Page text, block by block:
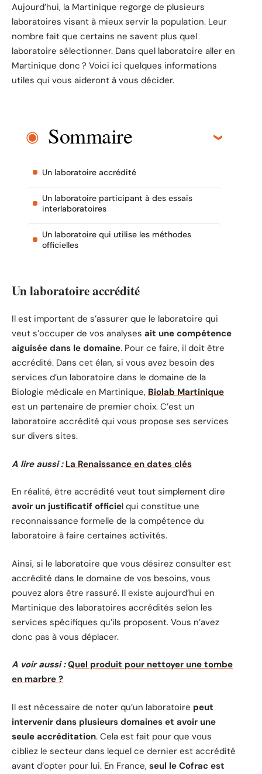
Aujourd’hui, la Martinique regorge de plusieurs
laboratoires visant à mieux servir la population. Leur
nombre fait que certains ne savent plus quel
laboratoire sélectionner. Dans quel laboratoire aller en
Martinique donc ? Voici ici quelques informations
utiles qui vous aideront à vous décider.
Sommaire
Un laboratoire accrédité
Un laboratoire participant à des essais
interlaboratoires
Un laboratoire qui utilise les méthodes
officielles
Un laboratoire accrédité
Il est important de s’assurer que le laboratoire qui
veut s’occuper de vos analyses ait une compétence
aiguisée dans le domaine. Pour ce faire, il doit être
accrédité. Dans cet élan, si vous avez besoin des
services d’un laboratoire dans le domaine de la
Biologie médicale en Martinique, Biolab Martinique
est un partenaire de premier choix. C’est un
laboratoire accrédité qui vous propose ses services
sur divers sites.
A lire aussi : La Renaissance en dates clés
En réalité, être accrédité veut tout simplement dire
avoir un justificatif officiel qui constitue une
reconnaissance formelle de la compétence du
laboratoire à faire certaines activités.
Ainsi, si le laboratoire que vous désirez consulter est
accrédité dans le domaine de vos besoins, vous
pouvez alors être rassuré. Il existe aujourd’hui en
Martinique des laboratoires accrédités selon les
services spécifiques qu’ils proposent. Vous n’avez
donc pas à vous déplacer.
A voir aussi : Quel produit pour nettoyer une tombe
en marbre ?
Il est nécessaire de noter qu’un laboratoire peut
intervenir dans plusieurs domaines et avoir une
seule accréditation. Cela est fait pour que vous
cibliez le secteur dans lequel ce dernier est accrédité
avant d’opter pour lui. En France, seul le Cofrac est